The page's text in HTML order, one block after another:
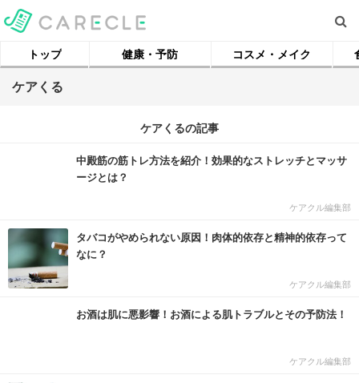
トップ 健康・予防 コスメ・メイク
ケアくる
ケアくるの記事
中殿筋の筋トレ方法を紹介！効果的なストレッチとマッサ
ージとは？
ケアクル編集部
タバコがやめられない原因！肉体的依存と精神的依存って
なに？
ケアクル編集部
お酒は肌に悪影響！お酒による肌トラブルとその予防法！
ケアクル編集部